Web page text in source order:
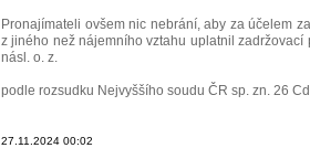
Pronajímateli ovšem nic nebrání, aby za účelem
z jiného než nájemního vztahu uplatnil
násl. o. z.
podle rozsudku Nejvyššího soudu ČR sp. zn. 26
27.11.2024 00:02